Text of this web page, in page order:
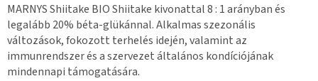
MARNYS Shiitake BIO Shiitake kivonattal 8 : 1 arányban és
legalább 20% béta-glükánnal. Alkalmas szezonális
változások, fokozott terhelés idején, valamint az
immunrendszer és a szervezet általános kondíciójának
mindennapi támogatására.